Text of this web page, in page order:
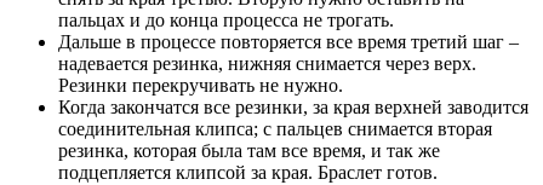
пальцах и до конца процесса не трогать.
Дальше в процессе повторяется все время третий шаг –
надевается резинка, нижняя снимается через верх.
Резинки перекручивать не нужно.
Когда закончатся все резинки, за края верхней заводится
соединительная клипса; с пальцев снимается вторая
резинка, которая была там все время, и так же
подцепляется клипсой за края. Браслет готов.